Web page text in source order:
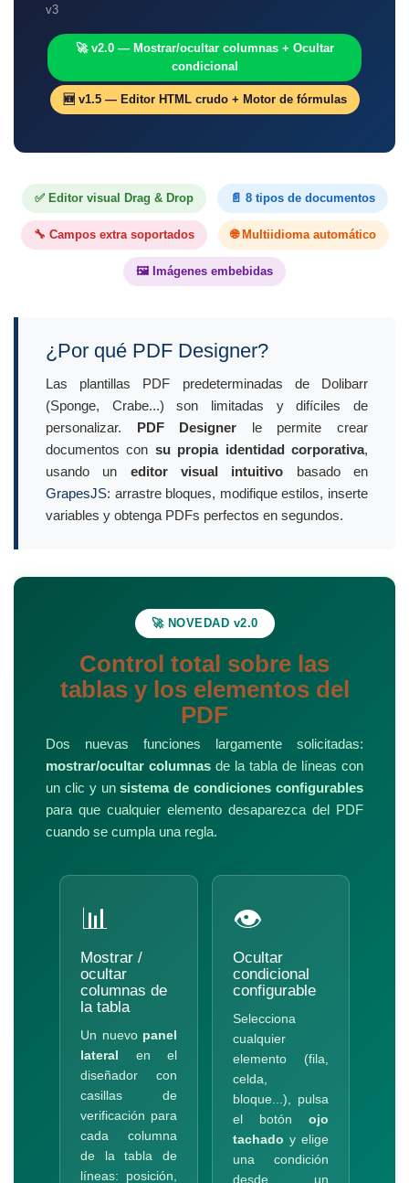
v3
🚀 v2.0 — Mostrar/ocultar columnas + Ocultar
condicional
🆕 v1.5 — Editor HTML crudo + Motor de fórmulas
✅ Editor visual Drag & Drop 📄 8 tipos de documentos
🔧 Campos extra soportados 🌐 Multiidioma automático
🖼️ Imágenes embebidas
¿Por qué PDF Designer?
Las plantillas PDF predeterminadas de Dolibarr
(Sponge, Crabe...) son limitadas y difíciles de
personalizar. PDF Designer le permite crear
documentos con su propia identidad corporativa,
usando un editor visual intuitivo basado en
GrapesJS: arrastre bloques, modifique estilos, inserte
variables y obtenga PDFs perfectos en segundos.
🚀 NOVEDAD v2.0
Control total sobre las
tablas y los elementos del
PDF
Dos nuevas funciones largamente solicitadas:
mostrar/ocultar columnas de la tabla de líneas con
un clic y unsistema de condiciones configurables
para que cualquier elemento desaparezca del PDF
cuando se cumpla una regla.
📊
Mostrar /
ocultar
columnas de
la tabla
Un nuevo panel
lateral en el
diseñador con
casillas de
verificación para
cada columna
de la tabla de
líneas: posición,
👁
Ocultar
condicional
configurable
Selecciona
cualquier
elemento (fila,
celda,
bloque...), pulsa
el botón ojo
tachado y elige
una condición
desde un